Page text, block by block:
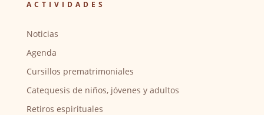
ACTIVIDADES
Noticias
Agenda
Cursillos prematrimoniales
Catequesis de niños, jóvenes y adultos
Retiros espirituales